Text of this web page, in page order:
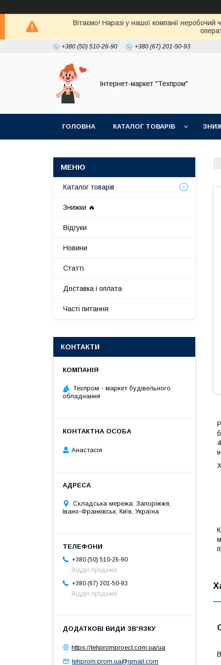
Вітаємо! Наразі у нашої компанії
+380 (50) 510-26-90 +380 (67) 201-50-93
Інтернет-маркет "Техпром"
ГОЛОВНА КАТАЛОГ ТОВАРIВ
Каталог товарiв
Знижки 🔥
Відгуки
Новини
Статті
Доставка і оплата
Часті питання
КОНТАКТИ
Техпром - маркет будівельного
обладнання
Анастасія
Складська мережа: Запоріжжя,
Івано-Франківськ, Київ, Україна
+380 (50) 510-26-90
Відділ продажів
+380 (67) 201-50-93
Відділ продажів
https://tehpromproect.com.ua/ua
tehprom.prom.ua@gmail.com